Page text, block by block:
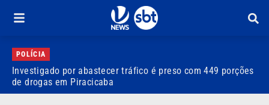
POLÍCIA
Investigado por abastecer tráfico é preso com 449 porções
de drogas em Piracicaba